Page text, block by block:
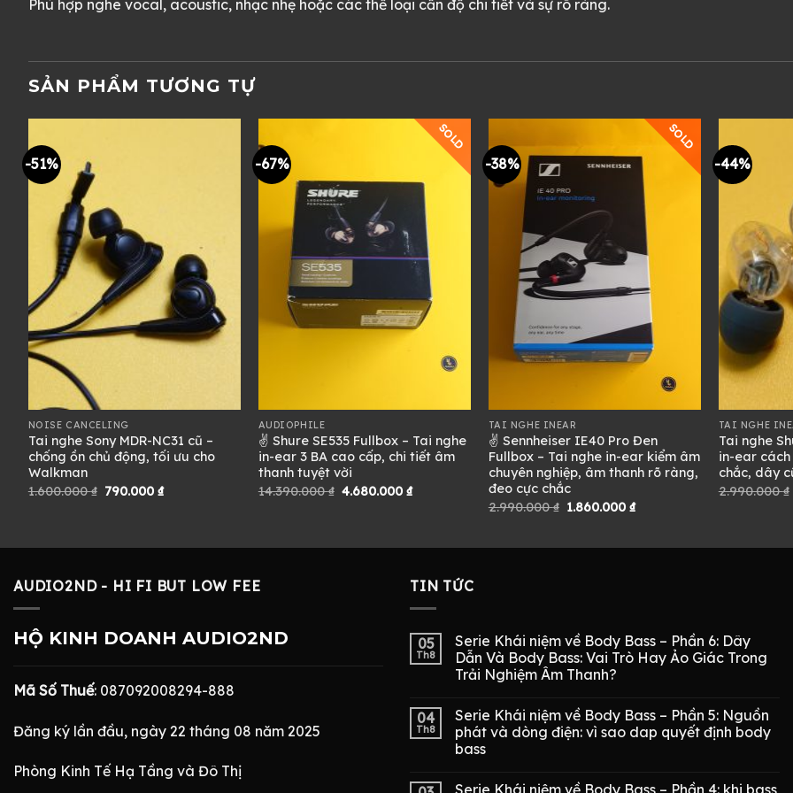
Phù hợp nghe vocal, acoustic, nhạc nhẹ hoặc các thể loại cần độ chi tiết và sự rõ ràng.
SẢN PHẨM TƯƠNG TỰ
-51%
NOISE CANCELING
Tai nghe Sony MDR-NC31 cũ –
chống ồn chủ động, tối ưu cho
Walkman
1.600.000₫ Giá
790.000₫Giá
-67%
SOLD
AUDIOPHILE
✌ Shure SE535 Fullbox – Tai nghe
in-ear 3 BA cao cấp, chi tiết âm
thanh tuyệt vời
14.390.000₫ Giá
4.680.000₫Giá
-38%
SOLD
TAI NGHE INEAR
✌ Sennheiser IE40 Pro Đen
Fullbox – Tai nghe in-ear kiểm âm
chuyên nghiệp, âm thanh rõ ràng,
đeo cực chắc
2.990.000₫ Giá
1.860.000₫Giá
-44%
TAI NGHE
Tai nghe
in-ear
chắc, dây
2.990.000₫
AUDIO2ND - HI FI BUT LOW FEE
HỘ KINH DOANH AUDIO2ND
Mã Số Thuế: 087092008294-888
Đăng ký lần đầu, ngày 22 tháng 08 năm 2025
Phòng Kinh Tế Hạ Tầng và Đô Thị
TIN TỨC
05
Th8
Serie Khái niệm về Body Bass – Phần 6: Dây
Dẫn Và Body Bass: Vai Trò Hay Ảo Giác Trong
Trải Nghiệm Âm Thanh?
04
Th8
Serie Khái niệm về Body Bass – Phần 5: Nguồn
phát và dòng điện: vì sao dap quyết định body
bass
Serie Khái niệm về Body Bass – Phần 4: khi bass